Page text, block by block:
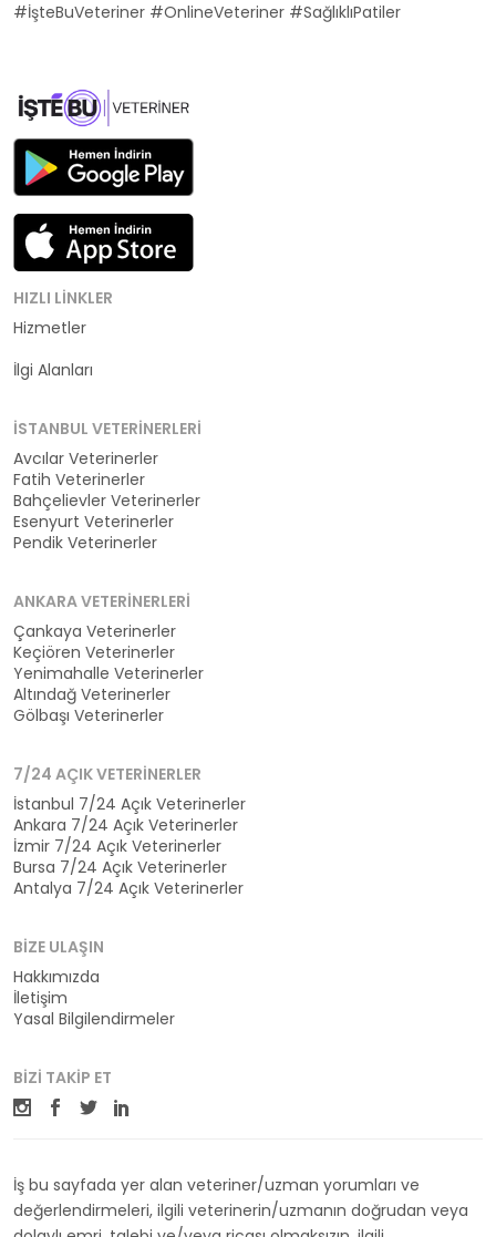
#İşteBuVeteriner #OnlineVeteriner #SağlıklıPatiler
HIZLI LINKLER
Hizmetler
İlgi Alanları
İSTANBUL VETERINERLERI
Avcılar Veterinerler
Fatih Veterinerler
Bahçelievler Veterinerler
Esenyurt Veterinerler
Pendik Veterinerler
ANKARA VETERINERLERI
Çankaya Veterinerler
Keçiören Veterinerler
Yenimahalle Veterinerler
Altındağ Veterinerler
Gölbaşı Veterinerler
7/24 AÇIK VETERINERLER
İstanbul 7/24 Açık Veterinerler
Ankara 7/24 Açık Veterinerler
İzmir 7/24 Açık Veterinerler
Bursa 7/24 Açık Veterinerler
Antalya 7/24 Açık Veterinerler
BIZE ULAŞIN
Hakkımızda
İletişim
Yasal Bilgilendirmeler
BIZI TAKIP ET
İş bu sayfada yer alan veteriner/uzman yorumları ve
değerlendirmeleri, ilgili veterinerin/uzmanın doğrudan veya